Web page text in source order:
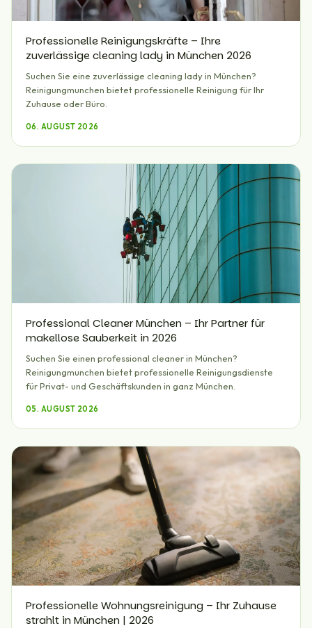
Professionelle Reinigungskräfte – Ihre
zuverlässige cleaning lady in München 2026
Suchen Sie eine zuverlässige cleaning lady in München?
Reinigungmunchen bietet professionelle Reinigung für Ihr
Zuhause oder Büro.
06. AUGUST 2026
Professional Cleaner München – Ihr Partner für
makellose Sauberkeit in 2026
Suchen Sie einen professional cleaner in München?
Reinigungmunchen bietet professionelle Reinigungsdienste
für Privat- und Geschäftskunden in ganz München.
05. AUGUST 2026
Professionelle Wohnungsreinigung – Ihr Zuhause
strahlt in München | 2026